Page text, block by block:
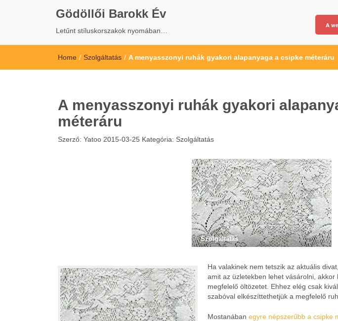
Gödöllői Barokk Év
Letűnt stíluskorszakok nyomában…
Home / Szolgáltatás / A menyasszonyi ruhák gyakori alapanyaga a csipke méteráru
A menyasszonyi ruhák gyakori
méteráru
Szerző: Yatoo 2015-03-25 Kategória: Szolgáltatás
Szolgáltatás
Ha valakinek nem tetszik az aktuális
amit az üzletekben lehet vásárolni,
megfelelő öltözetet. Ehhez elég csak
szabóval elkészíttethetjük a megfelelő
Mostanábanegyre népszerűbb a csipke
A